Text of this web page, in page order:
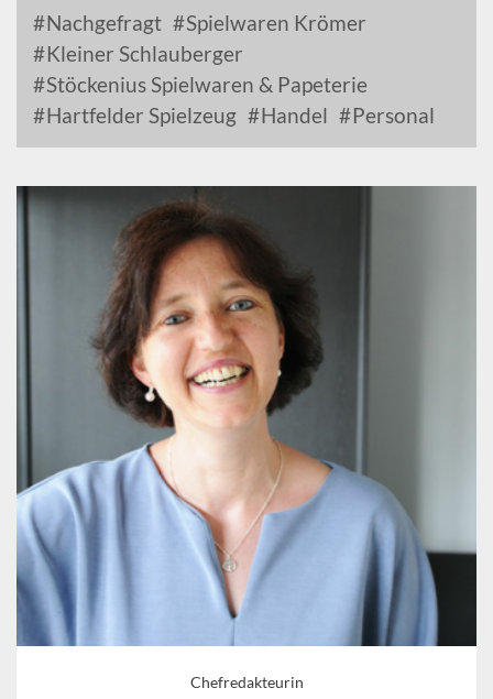
Nachgefragt
Spielwaren Krömer
Kleiner Schlauberger
Stöckenius Spielwaren & Papeterie
Hartfelder Spielzeug
Handel Personal
Chefredakteurin